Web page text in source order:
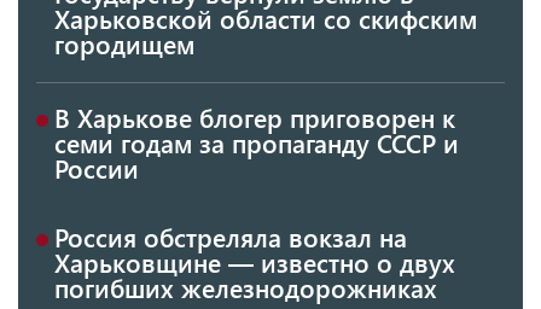
Харьковской области со скифским
городищем
В Харькове блогер приговорен к
семи годам за пропаганду СССР и
России
Россия обстреляла вокзал на
Харьковщине — известно о двух
погибших железнодорожниках